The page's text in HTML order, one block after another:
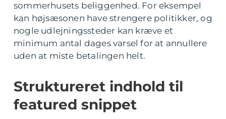
sommerhusets beliggenhed. For eksempel
kan højsæsonen have strengere politikker, og
nogle udlejningssteder kan kræve et
minimum antal dages varsel for at annullere
uden at miste betalingen helt.
Struktureret indhold til
featured snippet